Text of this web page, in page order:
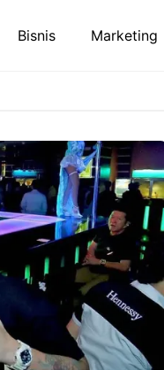
Bisnis Marketing